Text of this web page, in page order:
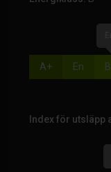
A+ En B
Index för utsläpp